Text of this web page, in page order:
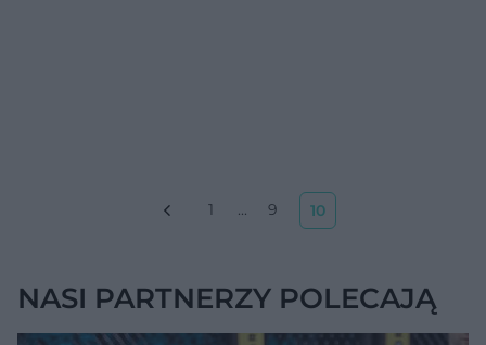
Pierwsza pomoc i rehabilitacja w
przypadku uszkodzenia stawu
1 9 10
NASI PARTNERZY POLECAJĄ